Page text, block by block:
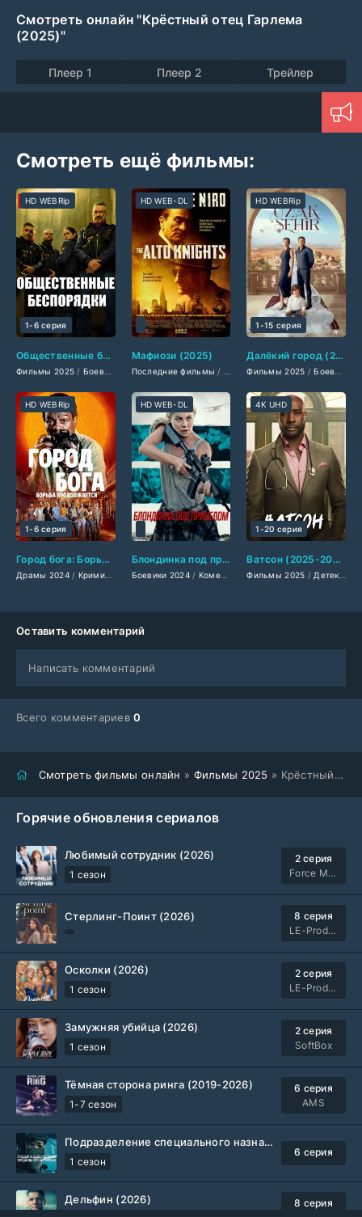
Смотреть онлайн "Крёстный отец Гарлема
(2025)"
Плеер 1 Плеер 2 Трейлер
Смотреть ещё фильмы:
Общественные беспорядки (2025)
Фильмы 2025 / Боевики 2025 /Драмы 2025/Фильмы-криминал 2025/
HD WEBRip
1-6 серия
Мафиози (2025)
Последние фильмы / Фильмы 2025 /
HD WEB-DL
Далёкий город (2025)
Фильмы 2025 /Боевики 2025
HD WEBRip
1-15 серия
Город бога: Борьба продолжается (2024)
Драмы 2024/ Криминальные фильмы 2024 /Сериалы 2024/Фильмы 2024
HD WEBRip
1-6 серия
Блондинка под прицелом (2024)
Боевики 2024 / Комедии 2024 /Триллеры 2024/
HD WEB-DL
Ватсон (2025-2026)
Фильмы 2025 / Детективы 2025
4K UHD
1-20 серия
Оставить комментарий
Написать комментарий
Всего комментариев0
Смотреть фильмы онлайн » Фильмы 2025 » Крёстный отец Гарлема (2025)
Горячие обновления сериалов
Любимый сотрудник (2026)
1 сезон
2 серия
Force Media
Стерлинг-Поинт (2026)
8 серия
LE-Production
Осколки (2026)
1 сезон
2 серия
LE-Production
Замужняя убийца (2026)
1 сезон
2 серия
SoftBox
Тёмная сторона ринга (2019-2026)
1-7 сезон
6 серия
AMS
Подразделение специального назначения (2026)
1 сезон
6 серия
Дельфин (2026)
8 серия